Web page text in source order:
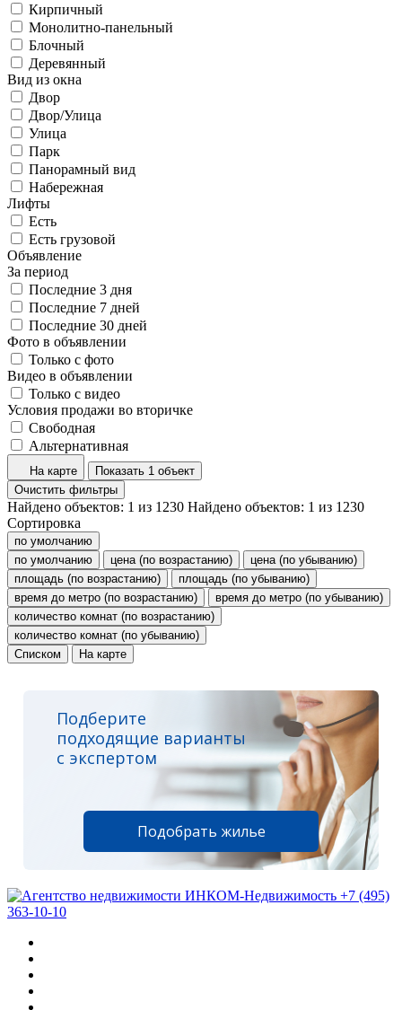
Кирпичный
Монолитно-панельный
Блочный
Деревянный
Вид из окна
Двор
Двор/Улица
Улица
Парк
Панорамный вид
Набережная
Лифты
Есть
Есть грузовой
Объявление
За период
Последние 3 дня
Последние 7 дней
Последние 30 дней
Фото в объявлении
Только с фото
Видео в объявлении
Только с видео
Условия продажи во вторичке
Свободная
Альтернативная
На карте
Показать 1 объект
Очистить фильтры
Найдено объектов: 1 из 1230 Найдено объектов: 1 из 1230
Сортировка
по умолчанию
по умолчанию
цена (по возрастанию)
цена (по убыванию)
площадь (по возрастанию)
площадь (по убыванию)
время до метро (по возрастанию)
время до метро (по убыванию)
количество комнат (по возрастанию)
количество комнат (по убыванию)
Списком
На карте
Подберите
подходящие варианты
с экспертом
Подобрать жилье
+7 (495)
363-10-10